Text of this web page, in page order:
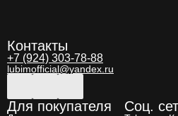
Контакты
+7 (924) 303-78-88
lubimofficial@yandex.ru
Соц.
Для покупателя